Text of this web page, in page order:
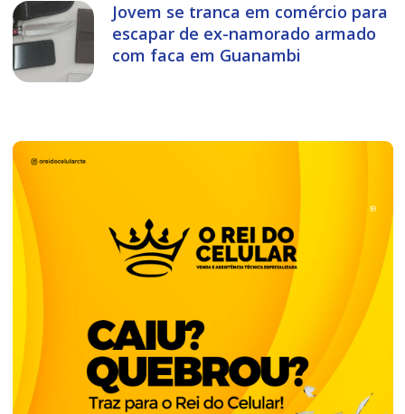
Jovem se tranca em comércio para
escapar de ex-namorado armado
com faca em Guanambi